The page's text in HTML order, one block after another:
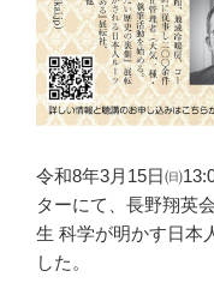
令和8年3月15日㈰
ターにて、長野翔英
生 科学が明かす日本
した。